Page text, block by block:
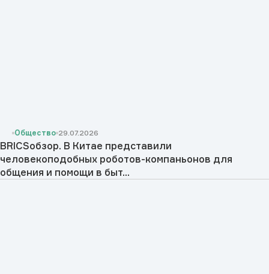
Общество 29.07.2026
BRICSобзор. В Китае представили
человекоподобных роботов-компаньонов для
общения и помощи в быт...